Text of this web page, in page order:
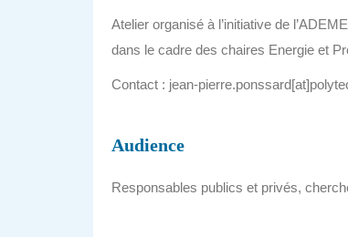
Atelier organisé à l’initiative de
dans le cadre des chaires Energie et
Contact : jean-
Audience
Responsables publics et privés,